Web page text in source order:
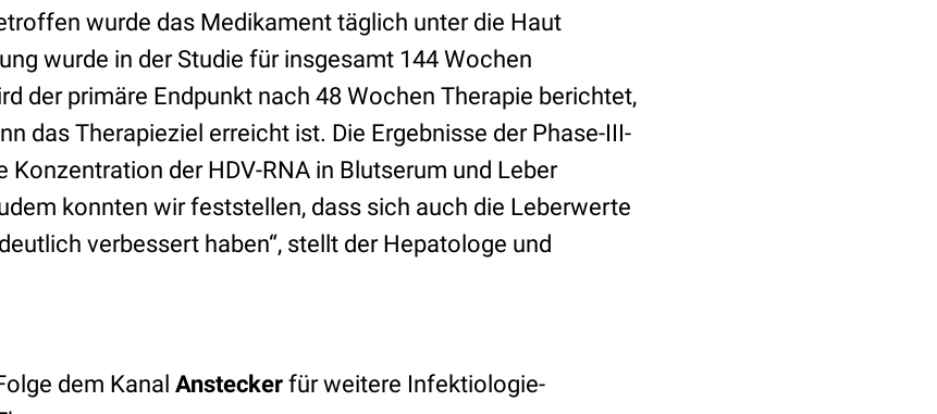
wurde das Medikament täglich unter die Haut
wurde in der Studie für insgesamt 144 Wochen
der primäre Endpunkt nach 48 Wochen Therapie berichtet,
das Therapieziel erreicht ist. Die Ergebnisse der Phase-III-
Konzentration der HDV-RNA in Blutserum und Leber
konnten wir feststellen, dass sich auch die Leberwerte
verbessert haben“, stellt der Hepatologe und
dem Kanal Anstecker für weitere Infektiologie-